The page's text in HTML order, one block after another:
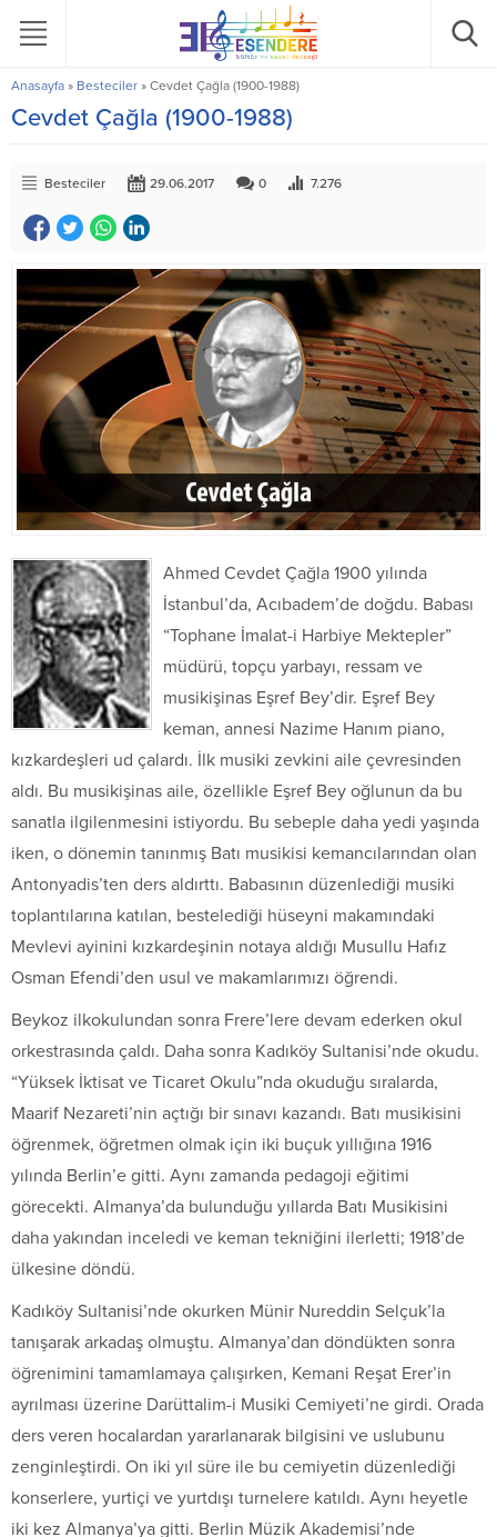
Anasayfa » Besteciler » Cevdet Çağla (1900-1988)
Cevdet Çağla (1900-1988)
Besteciler 29.06.2017 0 7.276
Ahmed Cevdet Çağla 1900 yılında
İstanbul’da, Acıbadem’de doğdu. Babası
“Tophane İmalat-i Harbiye Mektepler”
müdürü, topçu yarbayı, ressam ve
musikişinas Eşref Bey’dir. Eşref Bey
keman, annesi Nazime Hanım piano,
kızkardeşleri ud çalardı. İlk musiki zevkini aile çevresinden
aldı. Bu musikişinas aile, özellikle Eşref Bey oğlunun da bu
sanatla ilgilenmesini istiyordu. Bu sebeple daha yedi yaşında
iken, o dönemin tanınmış Batı musikisi kemancılarından olan
Antonyadis’ten ders aldırttı. Babasının düzenlediği musiki
toplantılarına katılan, bestelediği hüseyni makamındaki
Mevlevi ayinini kızkardeşinin notaya aldığı Musullu Hafız
Osman Efendi’den usul ve makamlarımızı öğrendi.
Beykoz ilkokulundan sonra Frere’lere devam ederken okul
orkestrasında çaldı. Daha sonra Kadıköy Sultanisi’nde okudu.
“Yüksek İktisat ve Ticaret Okulu”nda okuduğu sıralarda,
Maarif Nezareti’nin açtığı bir sınavı kazandı. Batı musikisini
öğrenmek, öğretmen olmak için iki buçuk yıllığına 1916
yılında Berlin’e gitti. Aynı zamanda pedagoji eğitimi
görecekti. Almanya’da bulunduğu yıllarda Batı Musikisini
daha yakından inceledi ve keman tekniğini ilerletti; 1918’de
ülkesine döndü.
Kadıköy Sultanisi’nde okurken Münir Nureddin Selçuk’la
tanışarak arkadaş olmuştu. Almanya’dan döndükten sonra
öğrenimini tamamlamaya çalışırken, Kemani Reşat Erer’in
ayrılması üzerine Darüttalim-i Musiki Cemiyeti’ne girdi. Orada
ders veren hocalardan yararlanarak bilgisini ve uslubunu
zenginleştirdi. On iki yıl süre ile bu cemiyetin düzenlediği
konserlere, yurtiçi ve yurtdışı turnelere katıldı. Aynı heyetle
iki kez Almanya’ya gitti. Berlin Müzik Akademisi’nde